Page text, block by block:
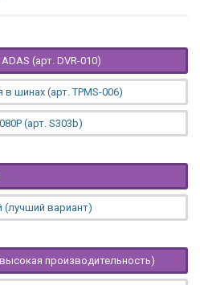
(арт. DVR-010)
шинах (арт. TPMS-006)
(арт. S303b)
(лучший вариант)
производительность)